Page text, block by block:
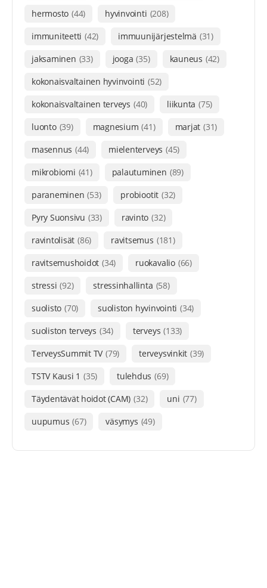
hermosto (44) hyvinvointi (208)
immuniteetti (42) immuunijärjestelmä (31)
jaksaminen (33) jooga (35) kauneus (42)
kokonaisvaltainen hyvinvointi (52)
kokonaisvaltainen terveys (40) liikunta (75)
luonto (39) magnesium (41) marjat (31)
masennus (44) mielenterveys (45)
mikrobiomi (41) palautuminen (89)
paraneminen (53) probiootit (32)
Pyry Suonsivu (33) ravinto (32)
ravintolisät (86) ravitsemus (181)
ravitsemushoidot (34) ruokavalio (66)
stressi (92) stressinhallinta (58)
suolisto (70) suoliston hyvinvointi (34)
suoliston terveys (34) terveys (133)
TerveysSummit TV (79) terveysvinkit (39)
TSTV Kausi 1 (35) tulehdus (69)
Täydentävät hoidot (CAM) (32) uni (77)
uupumus (67) väsymys (49)